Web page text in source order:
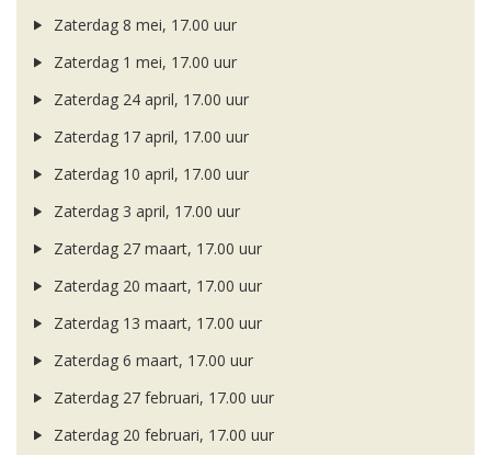
Zaterdag 8 mei, 17.00 uur
Zaterdag 1 mei, 17.00 uur
Zaterdag 24 april, 17.00 uur
Zaterdag 17 april, 17.00 uur
Zaterdag 10 april, 17.00 uur
Zaterdag 3 april, 17.00 uur
Zaterdag 27 maart, 17.00 uur
Zaterdag 20 maart, 17.00 uur
Zaterdag 13 maart, 17.00 uur
Zaterdag 6 maart, 17.00 uur
Zaterdag 27 februari, 17.00 uur
Zaterdag 20 februari, 17.00 uur